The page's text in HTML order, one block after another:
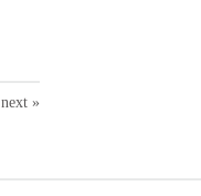
next »